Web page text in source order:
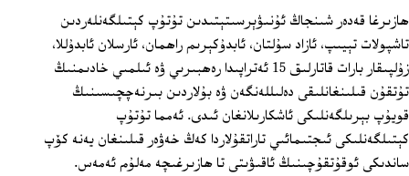
ھازىرغا قەدەر شىنجاڭ ئۇنىۋېرسىتېتىدىن تۇتۇپ كېتىلگەنلەردىن
تاشپولات تېيىپ، ئازاد سۇلتان، ئابدۇكېرىم راھمان، ئارسلان ئابدۇللا،
زۇلپىقار بارات قاتارلىق 15 ئەتراپىدا رەھبىرىي ۋە ئىلمىي خادىمنىڭ
تۇتقۇن قىلىنغانلىقى دەلىللەنگەن ۋە بۇلاردىن بىرنەچچىسىنىڭ
قويۇپ بېرىلگەنلىكى ئاشكارىلانغان ئىدى. ئەمما تۇتۇپ
كېتىلگەنلىكى ئىجتىمائىي تاراتقۇلاردا كەڭ خەۋەر قىلىنغان يەنە كۆپ
ساندىكى ئوقۇتقۇچىنىڭ ئاقىۋىتى تا ھازىرغىچە مەلۇم ئەمەس.